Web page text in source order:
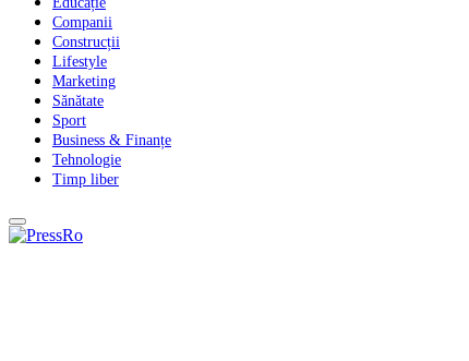
Companii
Construcții
Lifestyle
Marketing
Sănătate
Sport
Business & Finanțe
Tehnologie
Timp liber